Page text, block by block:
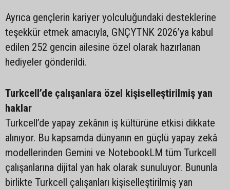
Ayrıca gençlerin kariyer yolculuğundaki desteklerine
teşekkür etmek amacıyla, GNÇYTNK 2026’ya kabul
edilen 252 gencin ailesine özel olarak hazırlanan
hediyeler gönderildi.
Turkcell’de çalışanlara özel kişiselleştirilmiş yan
haklar
Turkcell’de yapay zekânın iş kültürüne etkisi dikkate
alınıyor. Bu kapsamda dünyanın en güçlü yapay zekâ
modellerinden Gemini ve NotebookLM tüm Turkcell
çalışanlarına dijital yan hak olarak sunuluyor. Bununla
birlikte Turkcell çalışanları kişiselleştirilmiş yan